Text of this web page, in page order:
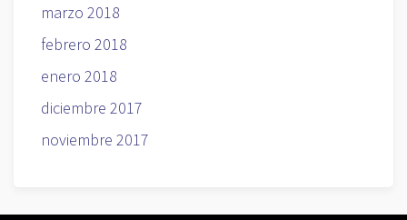
marzo 2018
febrero 2018
enero 2018
diciembre 2017
noviembre 2017